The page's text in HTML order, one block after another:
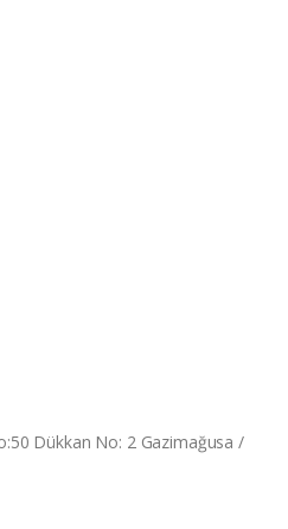
Dükkan No: 2 Gazimağusa /